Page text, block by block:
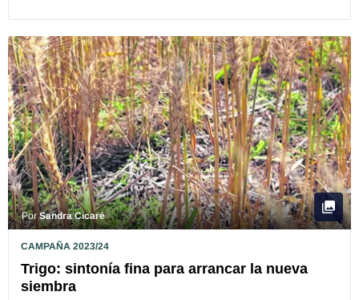
PorSandra Cicaré
CAMPAÑA 2023/24
Trigo: sintonía fina para arrancar la nueva
siembra